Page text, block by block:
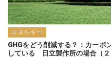
エネルギー
GHGをどう削減する？：カーボ
している　日立製作所の場合（２